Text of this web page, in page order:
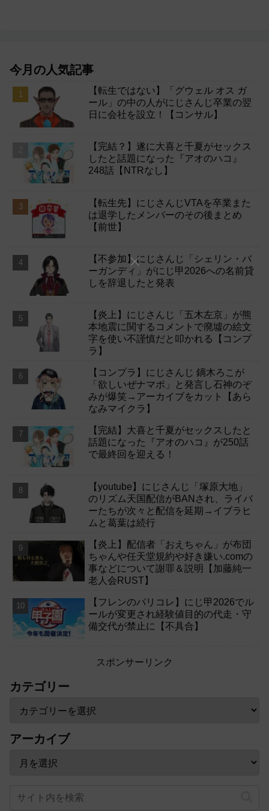
今月の人気記事
【転生ではない】「グウェル オス ガ
ール」の中の人がにじさんじ卒業の翌
日に会社を設立！【コンサル】
【完結？】遂に大喜と千夏がセックス
したと話題になった『アオのハコ』
248話【NTRなし】
【転生先】にじさんじVTAを卒業また
は退学したメンバーのその後まとめ
【前世】
【不参加】にじさんじ「シェリン・バ
ーガンディ」がにじ甲2026への名前貸
しを辞退したと発表
【炎上】にじさんじ「五木左京」が熊
本地震に関するコメントで廃墟の絵文
字を使い不謹慎だと叩かれる【コンプ
ラ】
【コンプラ】にじさんじ 鏑木ろこが
「欲しいぜナマポ」と発言し石神のぞ
みが爆笑→アーカイブをカット【あら
なみマイクラ】
【完結】大喜と千夏がセックスしたと
話題になった『アオのハコ』が250話
で最終回を迎える！
【youtube】にじさんじ「塚原大地」
のリズム天国配信がBANされ、ライバ
ーたちが次々と配信を延期→イブラヒ
ムと葛葉は続行
【炎上】配信者「おえちゃん」が布団
ちゃんや任天堂規約や好き嫌い.comの
事などについて謝罪＆説明【加藤純一
老人会RUST】
【フレンのパリコレ】にじ甲2026でル
ールが変更され経験値目的の代走・守
備交代が禁止に【不具合】
スポンサーリンク
カテゴリー
アーカイブ